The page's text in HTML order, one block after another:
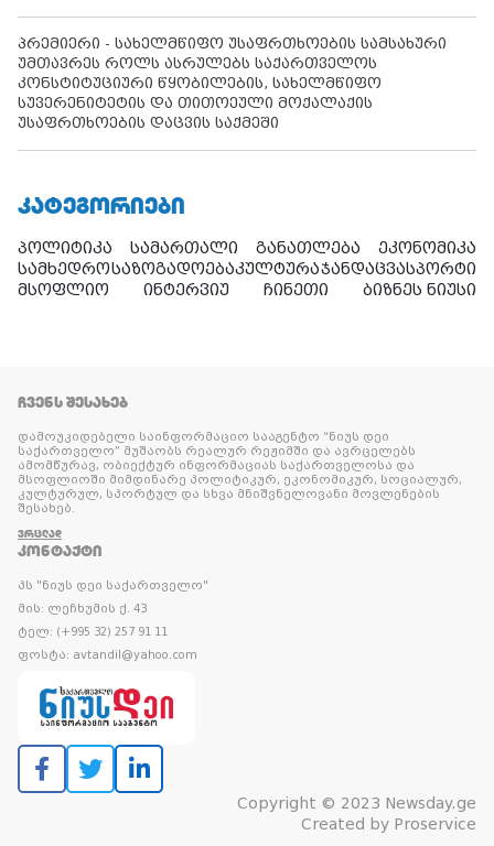
პრემიერი - სახელმწიფო უსაფრთხოების სამსახური
უმთავრეს როლს ასრულებს საქართველოს
კონსტიტუციური წყობილების, სახელმწიფო
სუვერენიტეტის და თითოეული მოქალაქის
უსაფრთხოების დაცვის საქმეში
ᲙᲐᲢᲔᲒᲝᲠᲘᲔᲑᲘ
პოლიტიკა სამართალი განათლება
ეკონომიკა
სამხედროსაზოგადოებაკულტურაჯანდაცვასპორტი
მსოფლიო
ინტერვიუ ჩინეთი ბიზნეს ნიუსი
ᲩᲕᲔᲜᲡ ᲨᲔᲡᲐᲮᲔᲑ
დამოუკიდებელი საინფორმაციო სააგენტო “ნიუს დეი
საქართველო” მუშაობს რეალურ რეჟიმში და ავრცელებს
ამომწურავ, ობიექტურ ინფორმაციას საქართველოსა და
მსოფლიოში მიმდინარე პოლიტიკურ, ეკონომიკურ, სოციალურ,
კულტურულ, სპორტულ და სხვა მნიშვნელოვანი მოვლენების
შესახებ.
ᲕᲠᲪᲚᲐᲓ
ᲙᲝᲜᲢᲐᲥᲢᲘ
პს "ნიუს დეი საქართველო"
მის: ლეჩხუმის ქ. 43
ტელ: (+995 32) 257 91 11
ფოსტა: avtandil@yahoo.com
Copyright © 2023 Newsday.ge
Created by Proservice